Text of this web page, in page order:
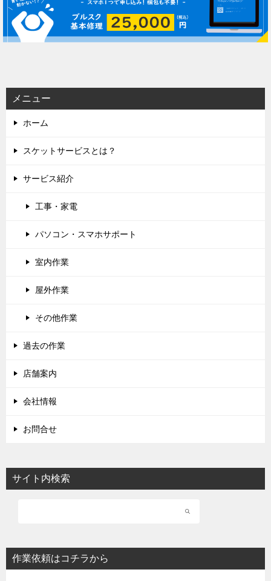
ゲ
ー
ンメニュー
ホーム
スケットサービスとは？
サービス紹介
工事・家電
パソコン・スマホサポート
室内作業
屋外作業
その他作業
過去の作業
店舗案内
会社情報
お問合せ
サイト内検索
作業依頼はコチラから